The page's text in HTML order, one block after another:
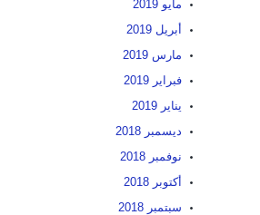
مايو 2019
أبريل 2019
مارس 2019
فبراير 2019
يناير 2019
ديسمبر 2018
نوفمبر 2018
أكتوبر 2018
سبتمبر 2018